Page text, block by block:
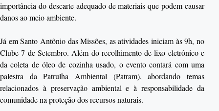
importância do descarte adequado de materiais que podem causar
danos ao meio ambiente.
Já em Santo Antônio das Missões, as atividades iniciam às 9h, no
Clube 7 de Setembro. Além do recolhimento de lixo eletrônico e
da coleta de óleo de cozinha usado, o evento contará com uma
palestra da Patrulha Ambiental (Patram), abordando temas
relacionados à preservação ambiental e à responsabilidade da
comunidade na proteção dos recursos naturais.